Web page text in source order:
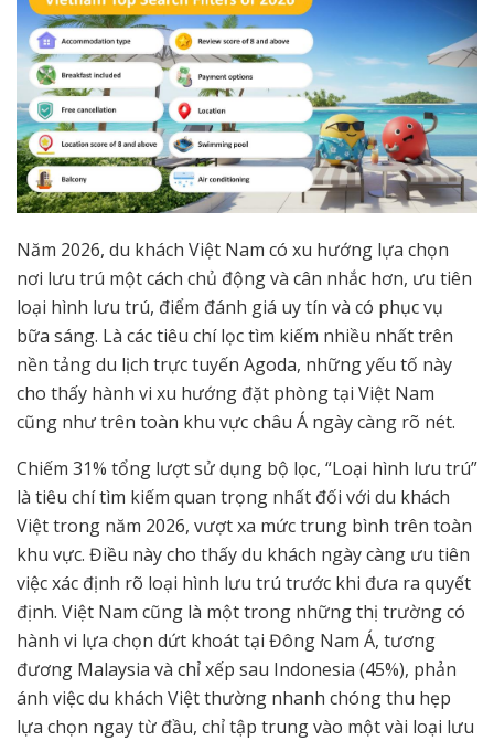
Năm 2026, du khách Việt Nam có xu hướng lựa chọn
nơi lưu trú một cách chủ động và cân nhắc hơn, ưu tiên
loại hình lưu trú, điểm đánh giá uy tín và có phục vụ
bữa sáng. Là các tiêu chí lọc tìm kiếm nhiều nhất trên
nền tảng du lịch trực tuyến Agoda, những yếu tố này
cho thấy hành vi xu hướng đặt phòng tại Việt Nam
cũng như trên toàn khu vực châu Á ngày càng rõ nét.
Chiếm 31% tổng lượt sử dụng bộ lọc, “Loại hình lưu trú”
là tiêu chí tìm kiếm quan trọng nhất đối với du khách
Việt trong năm 2026, vượt xa mức trung bình trên toàn
khu vực. Điều này cho thấy du khách ngày càng ưu tiên
việc xác định rõ loại hình lưu trú trước khi đưa ra quyết
định. Việt Nam cũng là một trong những thị trường có
hành vi lựa chọn dứt khoát tại Đông Nam Á, tương
đương Malaysia và chỉ xếp sau Indonesia (45%), phản
ánh việc du khách Việt thường nhanh chóng thu hẹp
lựa chọn ngay từ đầu, chỉ tập trung vào một vài loại lưu